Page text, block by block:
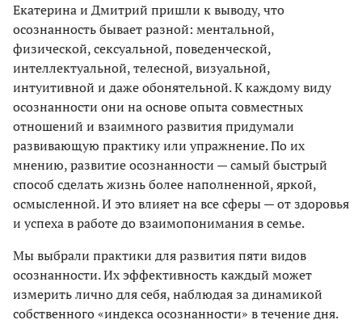
Екатерина и Дмитрий пришли к выводу, что
осознанность бывает разной: ментальной,
физической, сексуальной, поведенческой,
интеллектуальной, телесной, визуальной,
интуитивной и даже обонятельной. К каждому виду
осознанности они на основе опыта совместных
отношений и взаимного развития придумали
развивающую практику или упражнение. По их
мнению, развитие осознанности — самый быстрый
способ сделать жизнь более наполненной, яркой,
осмысленной. И это влияет на все сферы — от здоровья
и успеха в работе до взаимопонимания в семье.
Мы выбрали практики для развития пяти видов
осознанности. Их эффективность каждый может
измерить лично для себя, наблюдая за динамикой
собственного «индекса осознанности» в течение дня.